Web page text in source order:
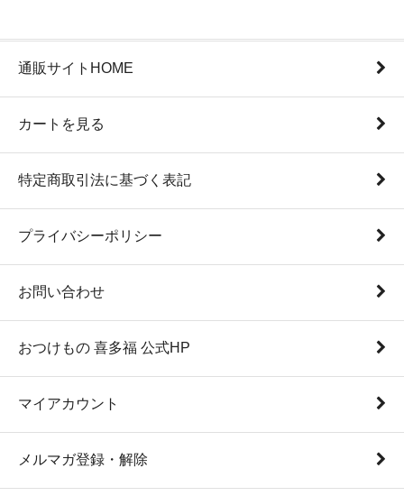
通販サイトHOME
カートを見る
特定商取引法に基づく表記
プライバシーポリシー
お問い合わせ
おつけもの 喜多福 公式HP
マイアカウント
メルマガ登録・解除